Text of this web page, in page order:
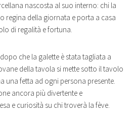
nascosta al suo interno: chi la
regina della giornata e porta a casa
di regalità e fortuna.
che la galette è stata tagliata a
della tavola si mette sotto il tavolo
una fetta ad ogni persona presente.
ancora più divertente e
e curiosità su chi troverà la fève.